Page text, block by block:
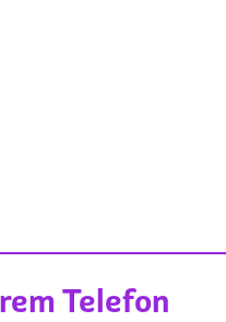
Telefon